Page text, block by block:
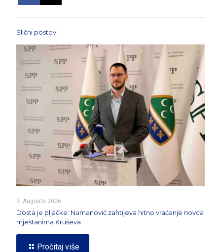
Slični postovi
3. Augusta 2026.
Dosta je pljačke: Numanović zahtijeva hitno vraćanje novca
mještanima Kruševa
Pročitaj više